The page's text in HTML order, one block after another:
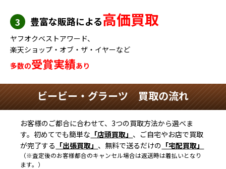
3 豊富な販路による高価買取
ヤフオクベストアワード、
楽天ショップ・オブ・ザ・イヤーなど
多数の受賞実績あり
ビービー・グラーツ 買取の流れ
お客様のご都合に合わせて、3つの買取方法から選べま
す。初めてでも簡単な 「店頭買取」 、ご自宅やお店で買取
が完了する 「出張買取」 、無料で送るだけの 「宅配買取」
（※査定後のお客様都合のキャンセル場合は返送時は着払いとなり
ます。）